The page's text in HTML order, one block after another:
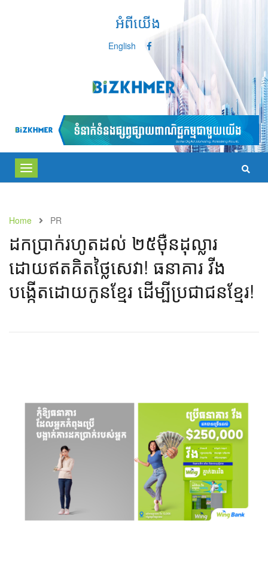
អំពីយើង
English
Toggle
navigation
Home PR
ដកប្រាក់រហូតដល់ ២៥ម៉ឺនដុល្លារ
ដោយឥតគិតថ្លៃសេវា! ធនាគារ វីង
បង្កើតដោយកូនខ្មែរ ដើម្បីប្រជាជនខ្មែរ!​